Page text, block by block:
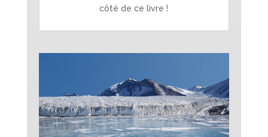
côté de ce livre !